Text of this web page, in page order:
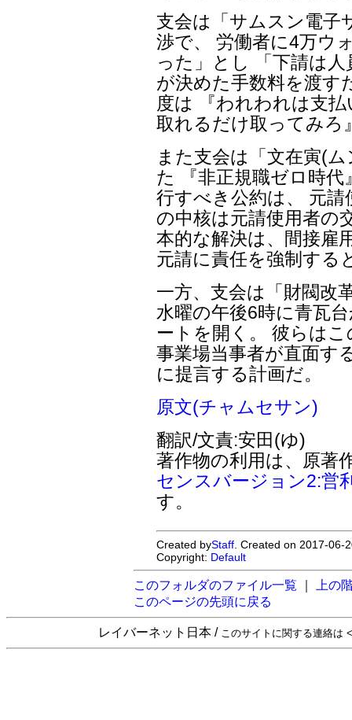
支会は「サムスン電子
渉で、 労働者に4万ウ
った」とし 「下請は
が決めた手数料を渡す
度は 『われわれは支
取れるだけ取ってみろ
また支会は「文在寅(
た 『非正規職ゼロ時
行すべき公約は、 元
の中核は元請使用者の
本的な解決は、間接雇
元請に責任を強制する
一方、支会は「財閥改
水曜の午後6時に青瓦
ートを開く。 彼らは
事業場当事者が直面す
に提言する計画だ。
原文(チャムセサン)
翻訳/文責:安田(ゆ)
著作物の利用は、原著
センスバージョン2:営
す。
Created byStaff . Created on 2017-
Copyright: Default
このフォルダのファイル一覧
上の
このページの先頭に戻る
レイバーネット日本 / このサイトに関する連絡は